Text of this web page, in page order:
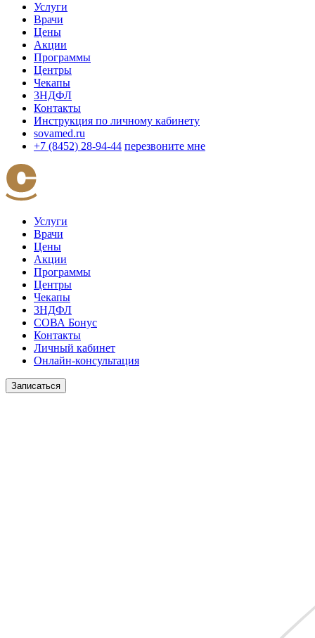
Услуги
Врачи
Цены
Акции
Программы
Центры
Чекапы
3НДФЛ
Контакты
Инструкция по личному кабинету
sovamed.ru
+7 (8452) 28-94-44 перезвоните мне
Услуги
Врачи
Цены
Акции
Программы
Центры
Чекапы
3НДФЛ
СОВА Бонус
Контакты
Личный кабинет
Онлайн-консультация
Записаться